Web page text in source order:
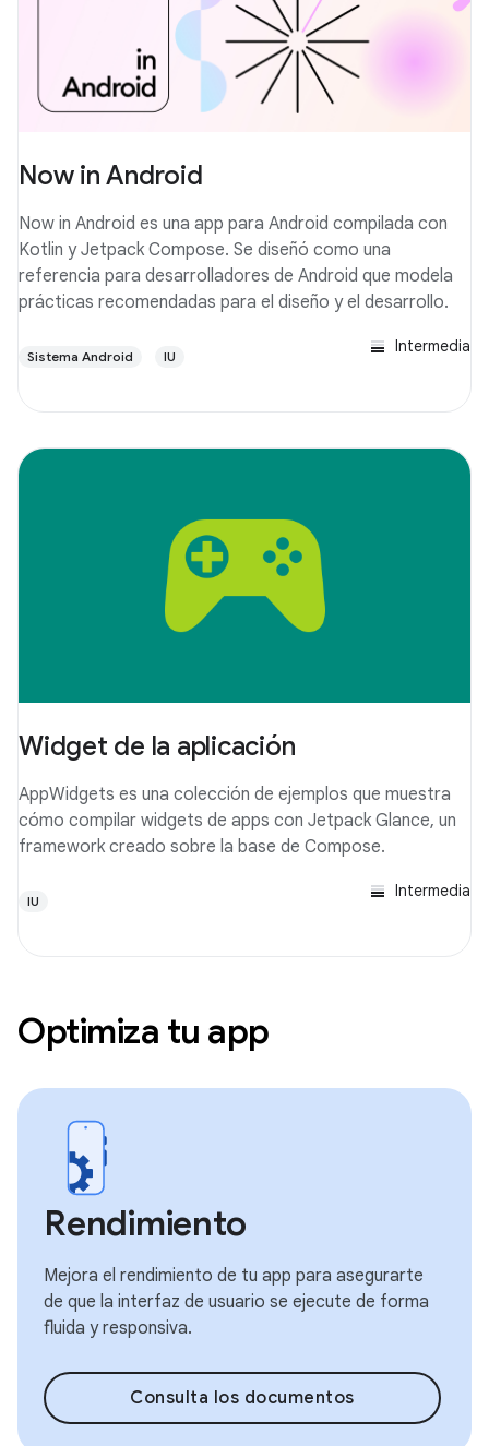
Now in Android
Now in Android es una app para Android compilada con
Kotlin y Jetpack Compose. Se diseñó como una
referencia para desarrolladores de Android que modela
prácticas recomendadas para el diseño y el desarrollo.
Sistema Android IU
Intermedia
Widget de la aplicación
AppWidgets es una colección de ejemplos que muestra
cómo compilar widgets de apps con Jetpack Glance, un
framework creado sobre la base de Compose.
IU
Intermedia
Optimiza tu app
Rendimiento
Mejora el rendimiento de tu app para asegurarte
de que la interfaz de usuario se ejecute de forma
fluida y responsiva.
Consulta los documentos